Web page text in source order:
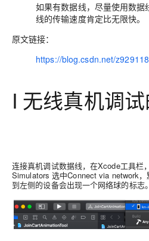
如果有数据线，尽量使用数据
线的传输速度肯定比无限快。
原文链接：
https://blog.csdn.net/
I 无线真机调
连接真机调试数据线，在Xcode工具栏
Simulators 选中Connect via network
到左侧的设备会出现一个网络球的标志。